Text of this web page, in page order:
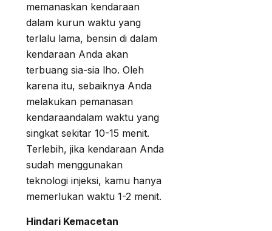
memanaskan kendaraan
dalam kurun waktu yang
terlalu lama, bensin di dalam
kendaraan Anda akan
terbuang sia-sia lho. Oleh
karena itu, sebaiknya Anda
melakukan pemanasan
kendaraandalam waktu yang
singkat sekitar 10-15 menit.
Terlebih, jika kendaraan Anda
sudah menggunakan
teknologi injeksi, kamu hanya
memerlukan waktu 1-2 menit.
Hindari Kemacetan